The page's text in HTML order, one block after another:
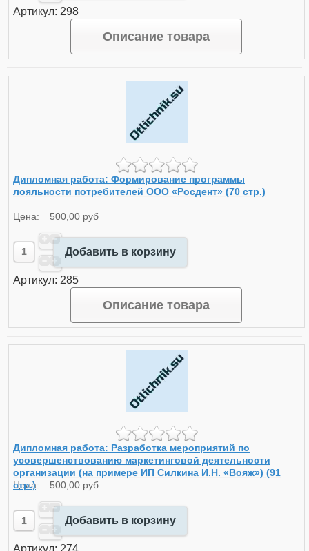
Артикул: 298
Описание товара
Дипломная работа: Формирование программы
лояльности потребителей ООО «Росдент» (70 стр.)
Цена: 500,00 руб
Добавить в корзину
Артикул: 285
Описание товара
Дипломная работа: Разработка мероприятий по
усовершенствованию маркетинговой деятельности
организации (на примере ИП Силкина И.Н. «Вояж») (91
стр.)
Цена: 500,00 руб
Добавить в корзину
Артикул: 274